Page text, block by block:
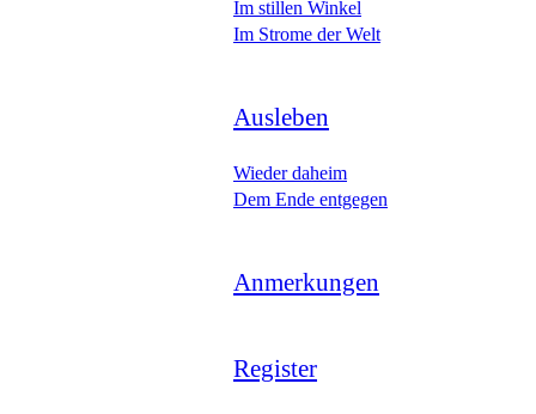
Im stillen Winkel
Im Strome der Welt
Ausleben
Wieder daheim
Dem Ende entgegen
Anmerkungen
Register